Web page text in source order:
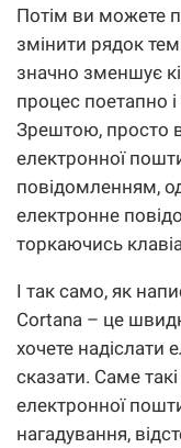
Потім ви можете
змінити рядок
значно зменшує
процес поетапно і
Зрештою, просто
електронної
повідомленням,
електронне
торкаючись
І так само, як
Cortana – це
хочете надіслати
сказати. Саме
електронної
нагадування,